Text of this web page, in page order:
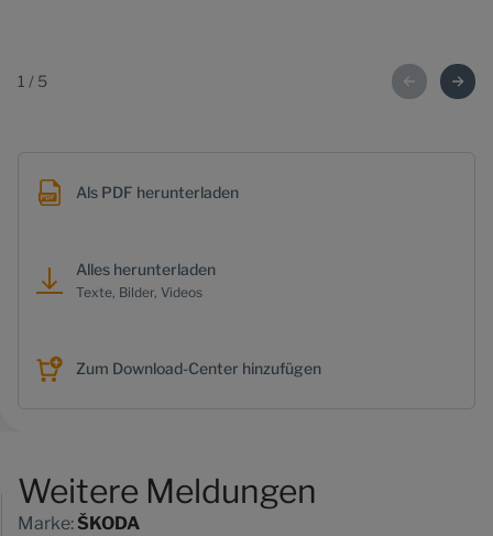
1 / 5
Als PDF herunterladen
Alles herunterladen
Texte, Bilder, Videos
Zum Download-Center hinzufügen
Weitere Meldungen
Marke: ŠKODA